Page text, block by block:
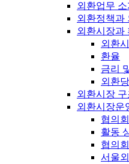
외환업무 소
외환정책과
외환시장과
외환
환율
금리
외환
외환시장 구
외환시장운
협의
활동
협의
서울